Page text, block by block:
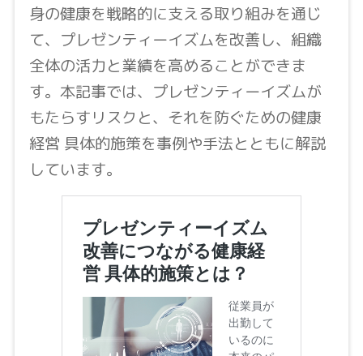
身の健康を戦略的に支える取り組みを通じ
て、プレゼンティーイズムを改善し、組織
全体の活力と業績を高めることができま
す。本記事では、プレゼンティーイズムが
もたらすリスクと、それを防ぐための健康
経営 具体的施策を事例や手法とともに解説
しています。